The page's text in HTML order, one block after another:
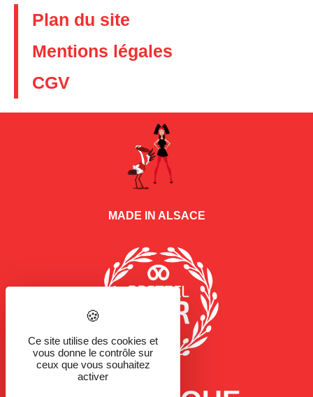
Plan du site
Mentions légales
CGV
MADE IN ALSACE
Ce site utilise des cookies et
vous donne le contrôle sur
ceux que vous souhaitez
activer